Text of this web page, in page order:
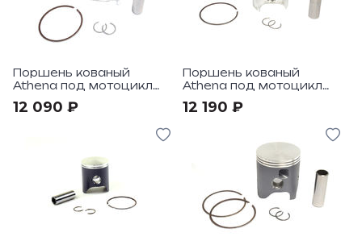
Поршень кованый
Athena под мотоцикл
12 090 ₽
Поршень кованый
Athena под мотоцикл
12 190 ₽